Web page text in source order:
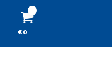
€ 0